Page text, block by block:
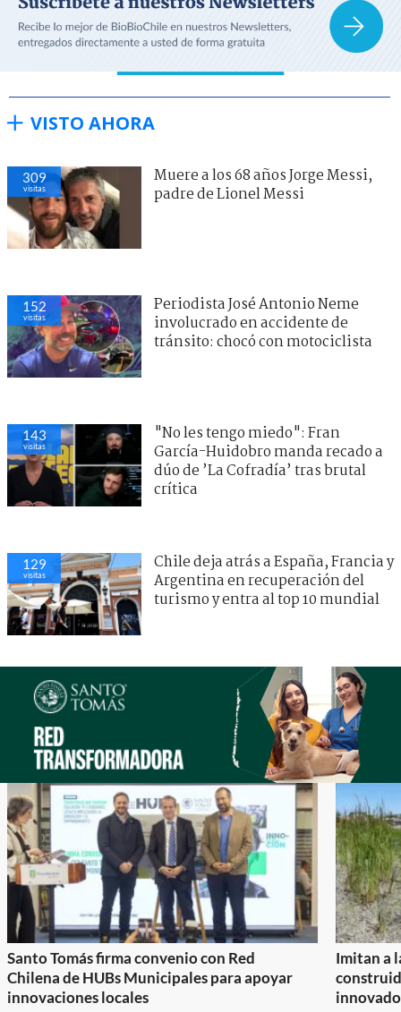
VISTO AHORA
309
visitas
Muere a los 68 años Jorge Messi,
padre de Lionel Messi
152
visitas
Periodista José Antonio Neme
involucrado en accidente de
tránsito: chocó con motociclista
143
visitas
"No les tengo miedo": Fran
García-Huidobro manda recado a
dúo de ’La Cofradía’ tras brutal
crítica
129
visitas
Chile deja atrás a España, Francia y
Argentina en recuperación del
turismo y entra al top 10 mundial
Santo Tomás firma convenio con Red
Chilena de HUBs Municipales para apoyar
innovaciones locales
Imitan a